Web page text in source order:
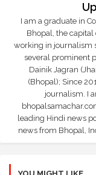
I am a graduate in
Bhopal, the capital
working in journalism
several prominent
Dainik Jagran
(Bhopal); Since
journalism. I
leading Hindi news
news from Bhopal,